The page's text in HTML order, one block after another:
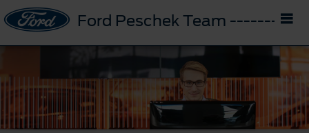
Ford Peschek Team --------